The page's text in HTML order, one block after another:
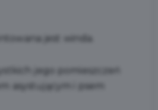
jest winda.
jego pomieszczeń
asystującym i psem